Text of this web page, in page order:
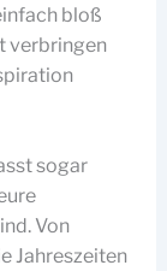
bloß
verbringen
sogar
Von
Jahreszeiten